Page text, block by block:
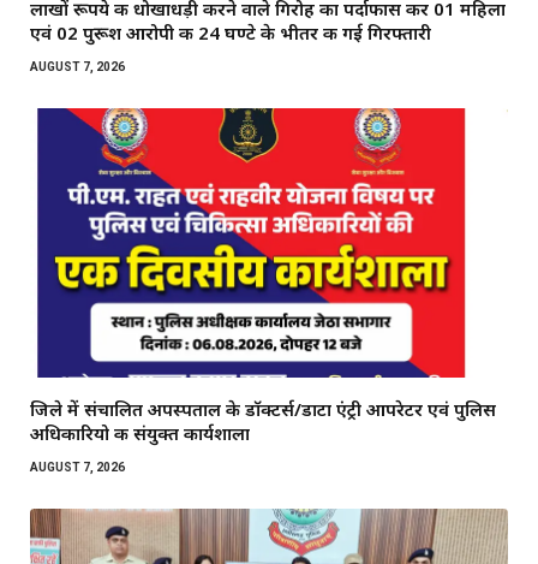
लाखों रूपये की धोखाधड़ी करने वाले गिरोह का पर्दाफास कर 01 महिला
एवं 02 पुरूश आरोपी की 24 घण्टे के भीतर की गई गिरफ्तारी
AUGUST 7, 2026
जिले में संचालित अपस्पताल के डाॅक्टर्स/डाटा एंट्री आपरेटर एवं पुलिस
अधिकारियो की संयुक्त कार्यशाला
AUGUST 7, 2026